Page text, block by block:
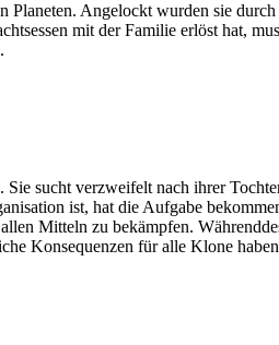
Planeten. Angelockt wurden sie
mit der Familie erlöst hat,
sucht verzweifelt nach ihrer
ist, hat die Aufgabe
Mitteln zu bekämpfen.
Konsequenzen für alle Klone